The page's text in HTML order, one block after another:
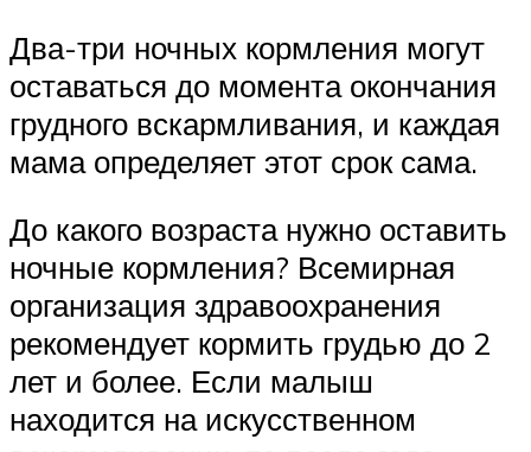
Два-три ночных кормления могут
оставаться до момента окончания
грудного вскармливания, и каждая
мама определяет этот срок сама.
До какого возраста нужно оставить
ночные кормления? Всемирная
организация здравоохранения
рекомендует кормить грудью до 2
лет и более. Если малыш
находится на искусственном